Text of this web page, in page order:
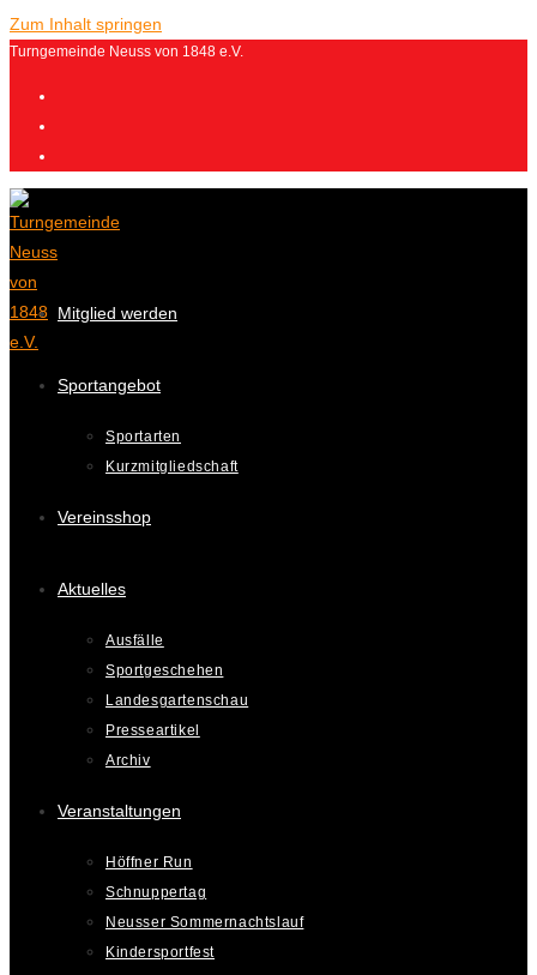
Zum Inhalt springen
Turngemeinde Neuss von 1848 e.V.
Mitglied werden
Sportangebot
Sportarten
Kurzmitgliedschaft
Vereinsshop
Aktuelles
Ausfälle
Sportgeschehen
Landesgartenschau
Presseartikel
Archiv
Veranstaltungen
Höffner Run
Schnuppertag
Neusser Sommernachtslauf
Kindersportfest